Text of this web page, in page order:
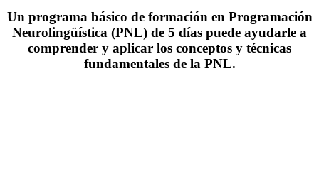
Un programa básico de formación en Programación
Neurolingüística (PNL) de 5 días puede ayudarle a
comprender y aplicar los conceptos y técnicas
fundamentales de la PNL.